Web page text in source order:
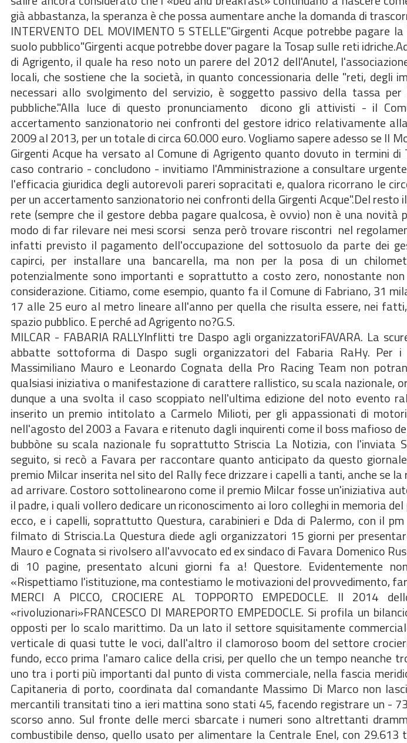
già abbastanza, la speranza è che possa aumentare anche la domanda di
INTERVENTO DEL MOVIMENTO 5 STELLE"Girgenti Acque potrebbe pagare
suolo pubblico"Girgenti acque potrebbe dover pagare la Tosap sulle reti
di Agrigento, il quale ha reso noto un parere del 2012 dell'Anutel,
locali, che sostiene che la società, in quanto concessionaria delle "reti, degli
necessari allo svolgimento del servizio, è soggetto passivo della tassa
pubbliche."Alla luce di questo pronunciamento  dicono gli attivisti - il
accertamento sanzionatorio nei confronti del gestore idrico relativamente
2009 al 2013, per un totale di circa 60.000 euro. Vogliamo sapere adesso se Il
Girgenti Acque ha versato al Comune di Agrigento quanto dovuto in termini di
caso contrario - concludono - invitiamo l'Amministrazione a consultare
l'efficacia giuridica degli autorevoli pareri sopracitati e, qualora ricorrano le
per un accertamento sanzionatorio nei confronti della Girgenti Acque".Del resto
rete (sempre che il gestore debba pagare qualcosa, è ovvio) non è una novità
modo di far rilevare nei mesi scorsi  senza però trovare riscontri  nel
infatti previsto il pagamento dell'occupazione del sottosuolo da parte dei
capirci, per installare una bancarella, ma non per la posa di un
potenzialmente sono importanti e soprattutto a costo zero, nonostante
considerazione. Citiamo, come esempio, quanto fa il Comune di Fabriano, 31
17 alle 25 euro al metro lineare all'anno per quella che risulta essere, nei
spazio pubblico. E perché ad Agrigento no?G.S.
MILCAR - FABARIA RALLYInflitti tre Daspo agli organizzatoriFAVARA. La
abbatte sottoforma di Daspo sugli organizzatori del Fabaria RaHy. Per
Massimiliano Mauro e Leonardo Cognata della Pro Racing Team non
qualsiasi iniziativa o manifestazione di carattere rallistico, su scala nazionale,
dunque a una svolta il caso scoppiato nell'ultima edizione del noto evento
inserito un premio intitolato a Carmelo Milioti, per gli appassionati di
nell'agosto del 2003 a Favara e ritenuto dagli inquirenti come il boss mafioso
bubbòne su scala nazionale fu soprattutto Striscia La Notizia, con l'inviata
seguito, si recò a Favara per raccontare quanto anticipato da questo
premio Milcar inserita nel sito del Rally fece drizzare i capelli a tanti, anche se
ad arrivare. Costoro sottolinearono come il premio Milcar fosse un'iniziativa
il padre, i quali vollero dedicare un riconoscimento ai loro colleghi in memoria
ecco, e i capelli, soprattutto Questura, carabinieri e Dda di Palermo, con il
filmato di Striscia.La Questura diede agli organizzatori 15 giorni per
Mauro e Cognata si rivolsero all'avvocato ed ex sindaco di Favara Domenico
di 10 pagine, presentato alcuni giorni fa a! Questore. Evidentemente
«Rispettiamo l'istituzione, ma contestiamo le motivazioni del provvedimento,
MERCI A PICCO, CROCIERE AL TOPPORTO EMPEDOCLE. Il 2014
«rivoluzionari»FRANCESCO DI MAREPORTO EMPEDOCLE. Si profila un
opposti per lo scalo marittimo. Da un lato il settore squisitamente
verticale di quasi tutte le voci, dall'altro il clamoroso boom del settore
fundo, ecco prima l'amaro calice della crisi, per quello che un tempo neanche
uno tra i porti più importanti dal punto di vista commerciale, nella fascia
Capitaneria di porto, coordinata dal comandante Massimo Di Marco non
mercantili transitati tino a ieri mattina sono stati 45, facendo registrare un -
scorso anno. Sul fronte delle merci sbarcate i numeri sono altrettanti
combustibile denso, quello usato per alimentare la Centrale Enel, con